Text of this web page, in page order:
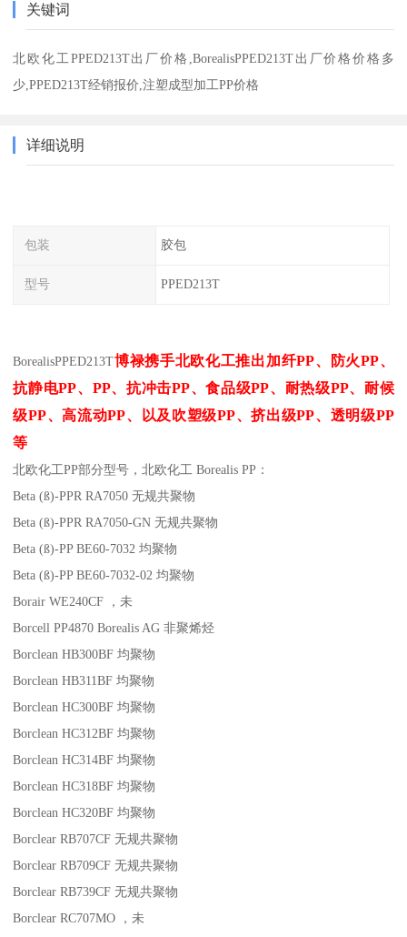
关键词
北欧化工PPED213T出厂价格,BorealisPPED213T出厂价格价格多
少,PPED213T经销报价,注塑成型加工PP价格
详细说明
包装 胶包
型号 PPED213T
BorealisPPED213T博禄携手北欧化工推出加纤PP、防火PP、
抗静电PP、 PP、抗冲击PP、食品级PP、耐热级PP、耐候
级PP、高流动PP、以及吹塑级PP、挤出级PP、透明级PP
等
北欧化工PP部分型号，北欧化工 Borealis PP：
Beta (ß)-PPR RA7050 无规共聚物
Beta (ß)-PPR RA7050-GN 无规共聚物
Beta (ß)-PP BE60-7032 均聚物
Beta (ß)-PP BE60-7032-02 均聚物
Borair WE240CF
，未
Borcell PP4870 Borealis AG 非聚烯烃
Borclean HB300BF 均聚物
Borclean HB311BF 均聚物
Borclean HC300BF 均聚物
Borclean HC312BF 均聚物
Borclean HC314BF 均聚物
Borclean HC318BF 均聚物
Borclean HC320BF 均聚物
Borclear RB707CF 无规共聚物
Borclear RB709CF 无规共聚物
Borclear RB739CF 无规共聚物
Borclear RC707MO
，未